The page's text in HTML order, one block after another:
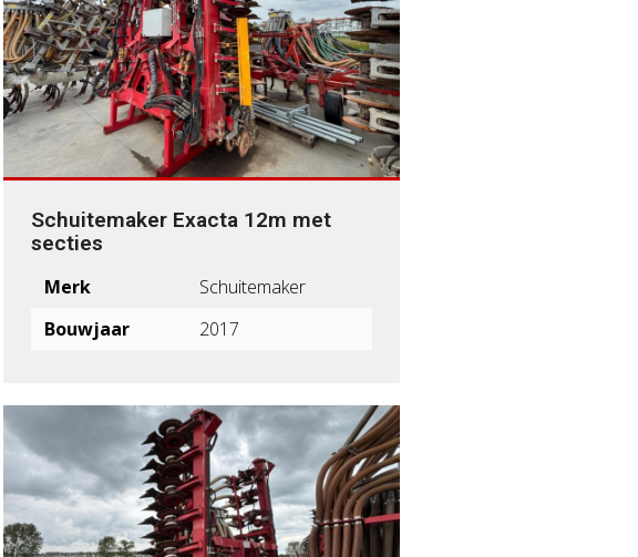
Schuitemaker Exacta 12m met
secties
Merk
Schuitemaker
Bouwjaar
2017